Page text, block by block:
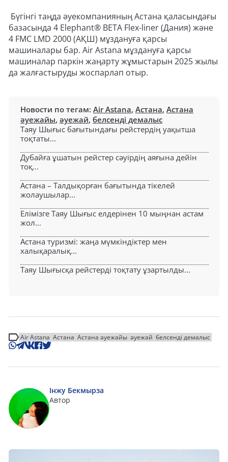
Бүгінгі таңда әуекомпанияның Астана қаласындағы
базасында 4 Elephant® BETA Flex-liner (Дания) және
4 FMC LMD 2000 (АҚШ) мұздануға қарсы
машиналары бар. Air Astana мұздануға қарсы
машиналар паркін жаңарту жұмыстарын 2025 жылы
да жалғастыруды жоспарлап отыр.
Новости по тегам: Air Astana, Астана, Астана
әуежайы, әуежай, белсенді демалыс
Таяу Шығыс бағытындағы рейстердің уақытша
тоқтаты...
Дубайға ұшатын рейстер сәуірдің аяғына дейін
тоқ...
Астана – Талдықорған бағытында тікелей
жолаушылар...
Елімізге Таяу Шығыс елдерінен 10 мыңнан астам
жол...
Астана туризмі: жаңа мүмкіндіктер мен
халықаралық...
Таяу Шығысқа рейстерді тоқтату ұзартылды...
Air Astana Астана Астана әуежайы әуежай белсенді демалыс
Інжу Бекмырза
Автор